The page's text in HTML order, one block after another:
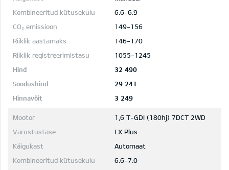
6.6-6.9
149-156
146-170
1055-1245
32 490
29 241
3 249
1,6 T-GDI (180hj) 7DCT 2WD
LX Plus
Automaat
6.6-7.0